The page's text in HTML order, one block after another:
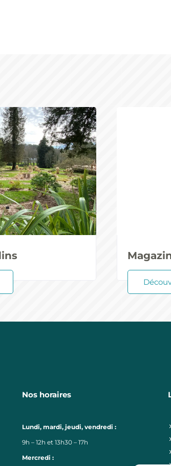
Nos horaires
Lundi, mardi, jeudi, vendredi :
9h – 12h et 13h30 – 17h
Mercredi :